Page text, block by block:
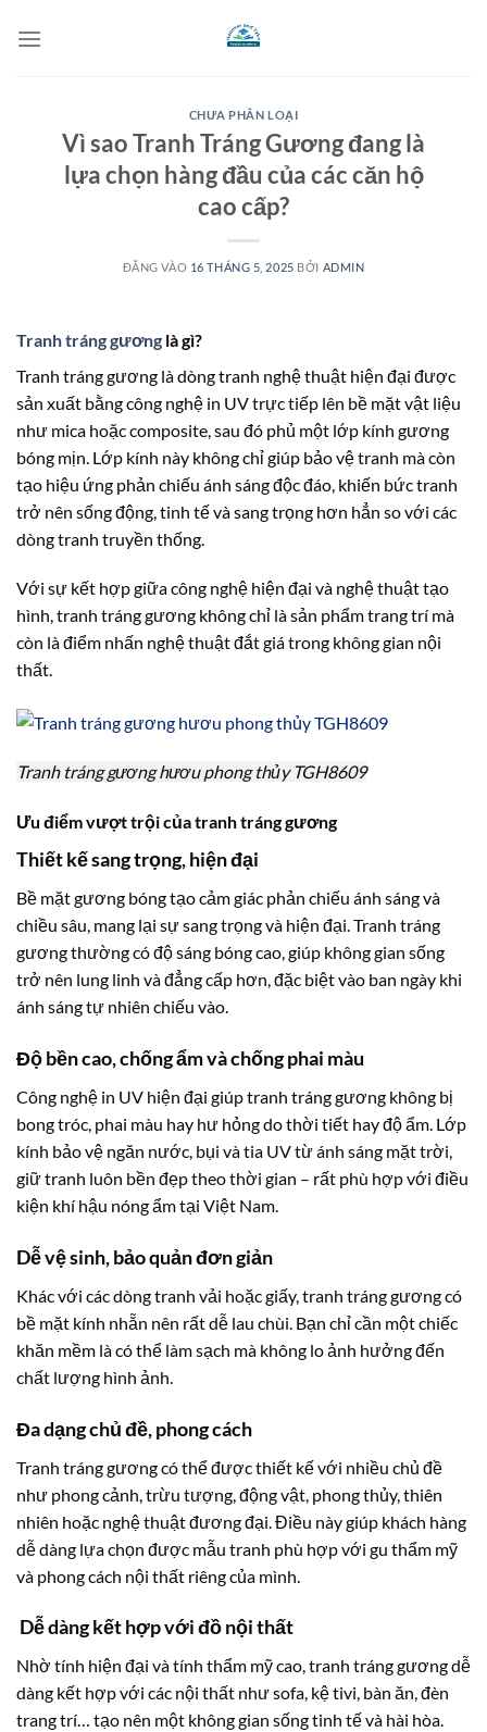
qua
CHƯA PHÂN LOẠI
Vì sao Tranh Tráng Gương đang là
lựa chọn hàng đầu của các căn hộ
cao cấp?
ĐĂNG VÀO 16 THÁNG 5, 2025 BỞI ADMIN
Tranh tráng gương là gì?
Tranh tráng gương là dòng tranh nghệ thuật hiện đại được
sản xuất bằng công nghệ in UV trực tiếp lên bề mặt vật liệu
như mica hoặc composite, sau đó phủ một lớp kính gương
bóng mịn. Lớp kính này không chỉ giúp bảo vệ tranh mà còn
tạo hiệu ứng phản chiếu ánh sáng độc đáo, khiến bức tranh
trở nên sống động, tinh tế và sang trọng hơn hẳn so với các
dòng tranh truyền thống.
Với sự kết hợp giữa công nghệ hiện đại và nghệ thuật tạo
hình, tranh tráng gương không chỉ là sản phẩm trang trí mà
còn là điểm nhấn nghệ thuật đắt giá trong không gian nội
thất.
Tranh tráng gương hươu phong thủy TGH8609
Ưu điểm vượt trội của tranh tráng gương
Thiết kế sang trọng, hiện đại
Bề mặt gương bóng tạo cảm giác phản chiếu ánh sáng và
chiều sâu, mang lại sự sang trọng và hiện đại. Tranh tráng
gương thường có độ sáng bóng cao, giúp không gian sống
trở nên lung linh và đẳng cấp hơn, đặc biệt vào ban ngày khi
ánh sáng tự nhiên chiếu vào.
Độ bền cao, chống ẩm và chống phai màu
Công nghệ in UV hiện đại giúp tranh tráng gương không bị
bong tróc, phai màu hay hư hỏng do thời tiết hay độ ẩm. Lớp
kính bảo vệ ngăn nước, bụi và tia UV từ ánh sáng mặt trời,
giữ tranh luôn bền đẹp theo thời gian – rất phù hợp với điều
kiện khí hậu nóng ẩm tại Việt Nam.
Dễ vệ sinh, bảo quản đơn giản
Khác với các dòng tranh vải hoặc giấy, tranh tráng gương có
bề mặt kính nhẵn nên rất dễ lau chùi. Bạn chỉ cần một chiếc
khăn mềm là có thể làm sạch mà không lo ảnh hưởng đến
chất lượng hình ảnh.
Đa dạng chủ đề, phong cách
Tranh tráng gương có thể được thiết kế với nhiều chủ đề
như phong cảnh, trừu tượng, động vật, phong thủy, thiên
nhiên hoặc nghệ thuật đương đại. Điều này giúp khách hàng
dễ dàng lựa chọn được mẫu tranh phù hợp với gu thẩm mỹ
và phong cách nội thất riêng của mình.
Dễ dàng kết hợp với đồ nội thất
Nhờ tính hiện đại và tính thẩm mỹ cao, tranh tráng gương dễ
dàng kết hợp với các nội thất như sofa, kệ tivi, bàn ăn, đèn
trang trí… tạo nên một không gian sống tinh tế và hài hòa.